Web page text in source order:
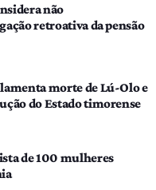
não
retroativa da pensão
morte de Lú-Olo e
do Estado timorense
de 100 mulheres